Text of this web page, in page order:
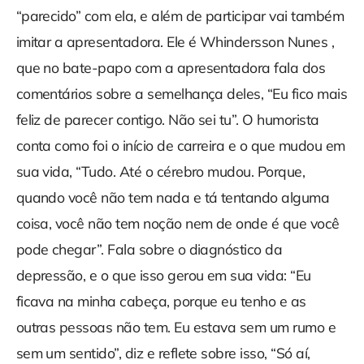
“parecido” com ela, e além de participar vai também
imitar a apresentadora. Ele é Whindersson Nunes ,
que no bate-papo com a apresentadora fala dos
comentários sobre a semelhança deles, “Eu fico mais
feliz de parecer contigo. Não sei tu”. O humorista
conta como foi o início de carreira e o que mudou em
sua vida, “Tudo. Até o cérebro mudou. Porque,
quando você não tem nada e tá tentando alguma
coisa, você não tem noção nem de onde é que você
pode chegar”. Fala sobre o diagnóstico da
depressão, e o que isso gerou em sua vida: “Eu
ficava na minha cabeça, porque eu tenho e as
outras pessoas não tem. Eu estava sem um rumo e
sem um sentido”, diz e reflete sobre isso, “Só aí,